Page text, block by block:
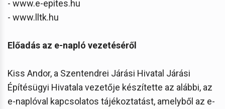
- www.e-epites.hu
- www.lltk.hu
Előadás az e-napló vezetéséről
Kiss Andor, a Szentendrei Járási Hivatal Járási
Építésügyi Hivatala vezetője készítette az alábbi, az
e-naplóval kapcsolatos tájékoztatást, amelyből az e-